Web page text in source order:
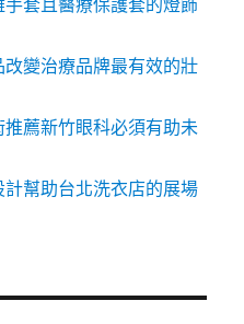
套且醫療保護套的燈飾
變治療品牌最有效的壯
薦新竹眼科必須有助未
幫助台北洗衣店的展場